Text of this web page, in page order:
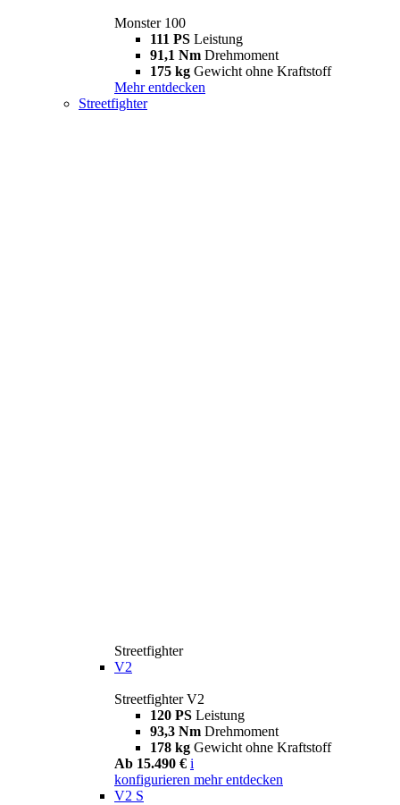
Monster 100
111 PS Leistung
91,1 Nm Drehmoment
175 kg Gewicht ohne Kraftstoff
Mehr entdecken
Streetfighter
Streetfighter
V2
Streetfighter V2
120 PS Leistung
93,3 Nm Drehmoment
178 kg Gewicht ohne Kraftstoff
Ab 15.490 € i
konfigurieren mehr entdecken
V2 S